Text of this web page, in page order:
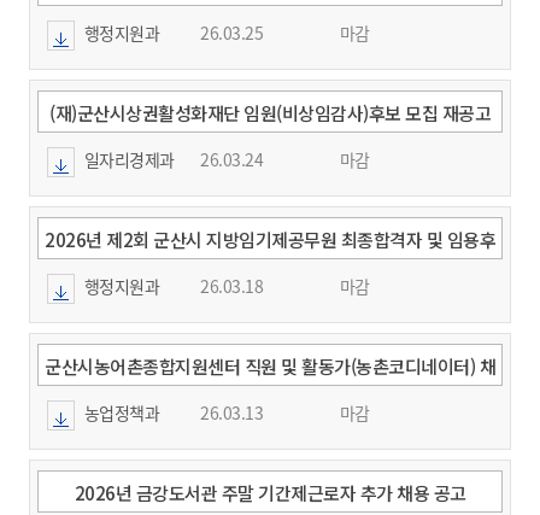
등록요령 공고(특수교육)
행정지원과 26.03.25 마감
(재)군산시상권활성화재단 임원(비상임감사)후보 모집 재공고
일자리경제과 26.03.24 마감
2026년 제2회 군산시 지방임기제공무원 최종합격자 및 임용후
보자 등록요령 공고
행정지원과 26.03.18 마감
군산시농어촌종합지원센터 직원 및 활동가(농촌코디네이터) 채
용 공고
농업정책과 26.03.13 마감
2026년 금강도서관 주말 기간제근로자 추가 채용 공고